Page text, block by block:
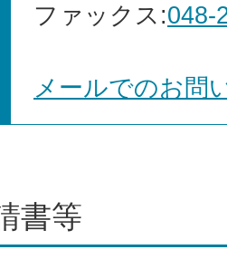
ファックス:048-
メールでのお問
書等